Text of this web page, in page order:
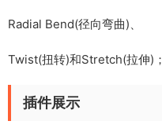
Radial Bend(径向弯曲)、
Twist(扭转)和Stretch(拉伸)；
插件展示